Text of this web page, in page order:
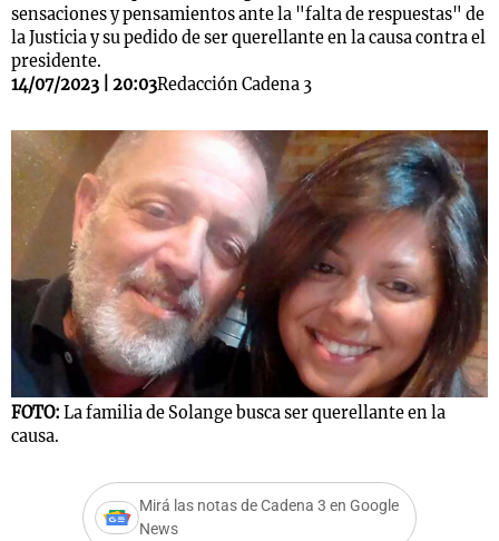
sensaciones y pensamientos ante la "falta de respuestas" de
la Justicia y su pedido de ser querellante en la causa contra el
presidente.
14/07/2023 | 20:03Redacción Cadena 3
FOTO: La familia de Solange busca ser querellante en la
causa.
Mirá las notas de Cadena 3 en Google
News
Notas
Mundial 2026
Notas
La Sole en
Cadena 3